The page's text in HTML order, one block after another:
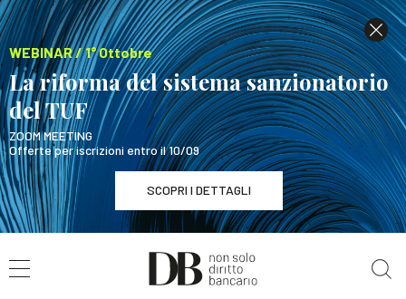
WEBINAR / 1° Ottobre
La riforma del sistema sanzionatorio
del TUF
ZOOM MEETING
Offerte per iscrizioni entro il 10/09
SCOPRI I DETTAGLI
WEBINAR / 1° Ottobre
La riforma del sistema sanzionatorio del TUF